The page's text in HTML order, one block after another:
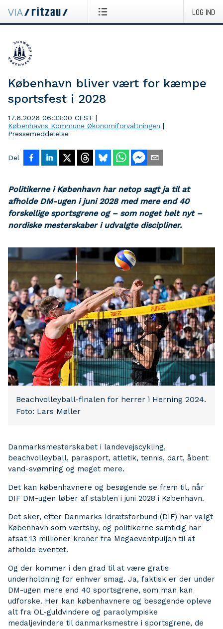
LOG IND
København bliver vært for kæmpe
sportsfest i 2028
17.6.2026 06:33:00 CEST |
Københavns Kommune Økonomiforvaltningen |
Pressemeddelelse
Del
Politikerne i København har netop sagt ja til at
afholde DM-ugen i juni 2028 med mere end 40
forskellige sportsgrene og – som noget helt nyt –
nordiske mesterskaber i udvalgte discipliner.
Beachvolleyball-finalen for herrer i Herning 2024.
Foto: Lars Møller
Danmarksmesterskabet i landevejscykling,
beachvolleyball, parasport, atletik, tennis, dart, åbent
vand-svømning og meget mere.
Det kan københavnere og besøgende se frem til, når
DIF DM-ugen løber af stablen i juni 2028 i København.
Det sker, efter Danmarks Idrætsforbund (DIF) har valgt
København som værtsby, og politikerne samtidig har
afsat 13 millioner kroner fra Megaeventpuljen til at
afholde eventet.
Og der kommer i den grad til at være gratis
underholdning for enhver smag. Ja, faktisk er der under
DM-ugen mere end 40 sportsgrene, som man kan
udforske. Her kan københavnere og besøgende opleve
alt fra OL-guldvindere og paraolympiske
medaljevindere til danmarksmestre i sportsgrene, de